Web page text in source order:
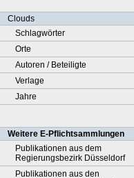
Clouds
Schlagwörter
Orte
Autoren / Beteiligte
Verlage
Jahre
Weitere E-Pflichtsammlungen
Publikationen aus dem
Regierungsbezirk Düsseldorf
Publikationen aus den